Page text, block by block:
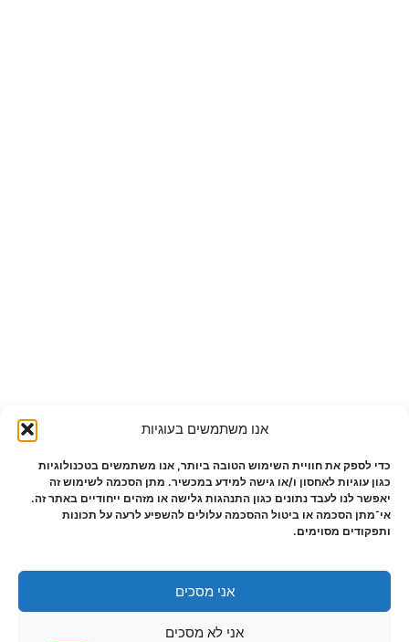
אנו משתמשים בעוגיות
כדי לספק את חוויית השימוש הטובה ביותר, אנו משתמשים בטכנולוגיות
כגון עוגיות לאחסון ו/או גישה למידע במכשיר. מתן הסכמה לשימוש זה
יאפשר לנו לעבד נתונים כגון התנהגות גלישה או מזהים ייחודיים באתר זה.
אי־מתן הסכמה או ביטול ההסכמה עלולים להשפיע לרעה על תכונות
ותפקודים מסוימים.
אני מסכים
אני לא מסכים